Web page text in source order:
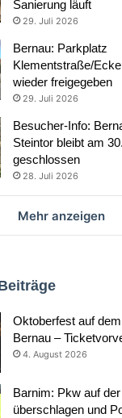
Sanierung läuft
29. Juli 2026
Bernau: Parkplatz
Klementstraße/
wieder freigegeben
29. Juli 2026
Besucher-Info:
Steintor bleibt am
geschlossen
28. Juli 2026
Mehr anzeigen
Oktoberfest auf
Bernau –
4. August 2026
Barnim: Pkw auf der
überschlagen und